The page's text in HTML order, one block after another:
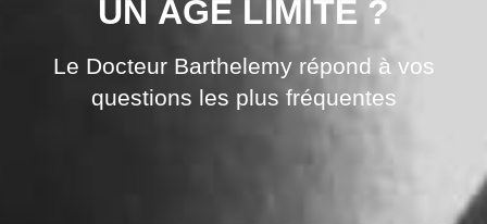
UN ÂGE LIMITE ?
Le Docteur Barthelemy répond à vos
questions les plus fréquentes